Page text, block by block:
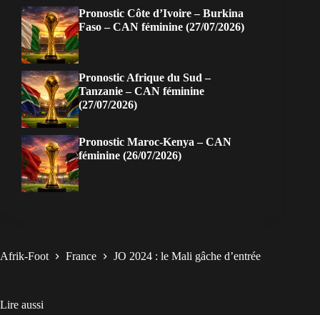
Pronostic Côte d’Ivoire – Burkina
Faso – CAN féminine (27/07/2026)
Pronostic Afrique du Sud –
Tanzanie – CAN féminine
(27/07/2026)
Pronostic Maroc-Kenya – CAN
féminine (26/07/2026)
Afrik-Foot France JO 2024 : le Mali gâche d’entrée
Lire aussi